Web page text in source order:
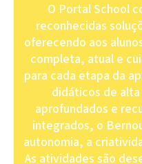
O Portal School
reconhecidas
oferecendo aos
completa, atual e
para cada etapa da
didáticos de
aprofundados e
integrados, o
autonomia, a
As atividades são